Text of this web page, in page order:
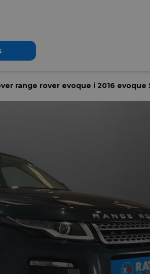
range rover evoque i 2016